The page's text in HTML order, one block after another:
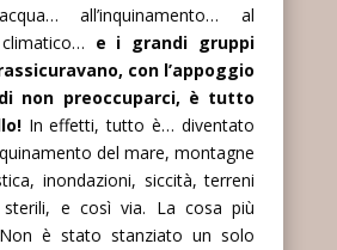
all’inquinamento… al
e i grandi gruppi
con l’appoggio
non preoccuparci, è tutto
In effetti, tutto è… diventato
del mare, montagne
inondazioni, siccità, terreni
e così via. La cosa più
Non è stato stanziato un solo